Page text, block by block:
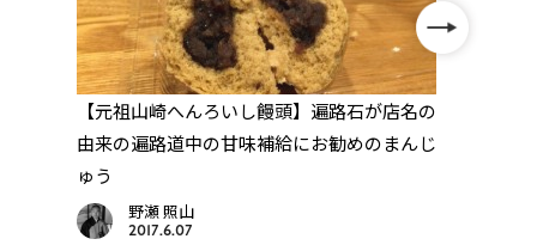
【元祖山崎へんろいし饅頭】遍路石が店名の
由来の遍路道中の甘味補給にお勧めのまんじ
ゅう
野瀬 照山
2017.6.07